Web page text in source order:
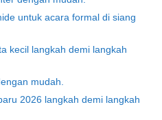
untuk acara formal di siang
kecil langkah demi langkah
mudah.
2026 langkah demi langkah